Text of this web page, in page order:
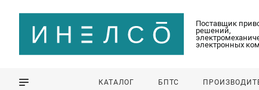
Поставщик
решений,
электронных
КАТАЛОГ БПТС